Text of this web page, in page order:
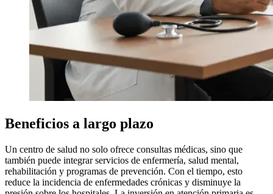
Beneficios a largo plazo
Un centro de salud no solo ofrece consultas médicas, sino que
también puede integrar servicios de enfermería, salud mental,
rehabilitación y programas de prevención. Con el tiempo, esto
reduce la incidencia de enfermedades crónicas y disminuye la